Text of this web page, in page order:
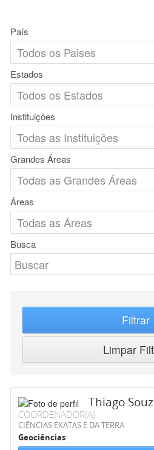
País
Estados
Instituições
Grandes Áreas
Áreas
Busca
Filtrar
Limpar
Thiago
COORDENADOR(A)
CIÊNCIAS EXATAS E DA TERRA
Geociências